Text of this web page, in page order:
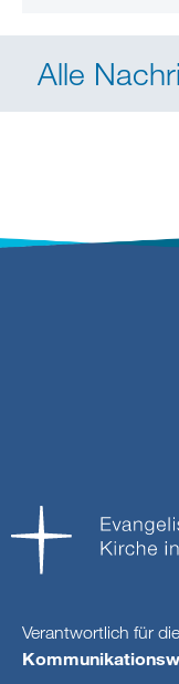
Alle
Verantwortlich für